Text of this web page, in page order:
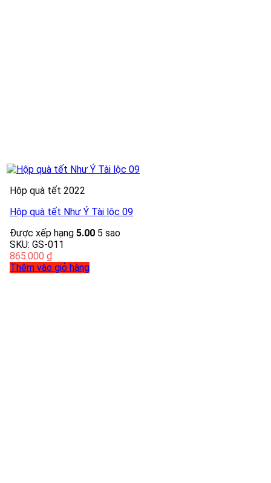
Hộp quà tết 2022
Hộp quà tết Như Ý Tài lộc 09
Được xếp hạng 5.00 5 sao
SKU: GS-011
865.000 ₫
Thêm vào giỏ hàng